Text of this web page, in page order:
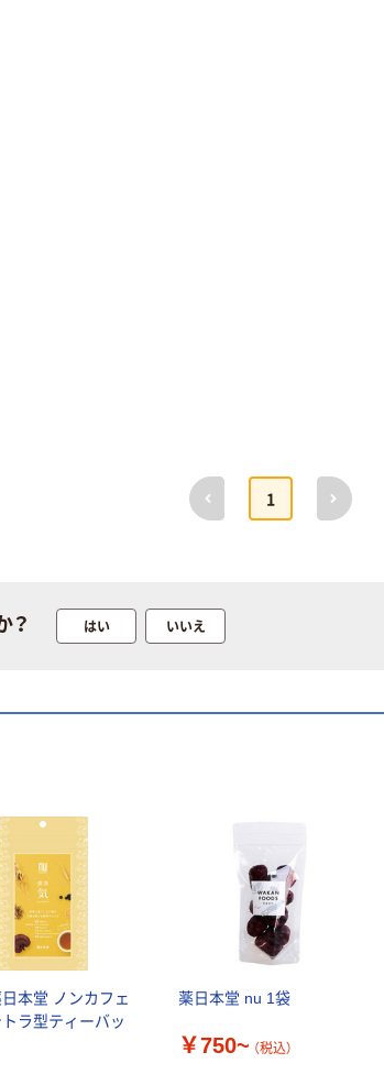
前へ
1
次へ
？ はい いいえ
本堂 ノンカフェ
ラ型ティーバッ
薬日本堂 nu 1袋
￥750~ （税込）
ー・牛角煮カレ
・ニクる。＞
カゴへ
印良品 素材を
丸美屋 レンジ
DELI
￥298~ （税込）
印良品 ごはん
かける